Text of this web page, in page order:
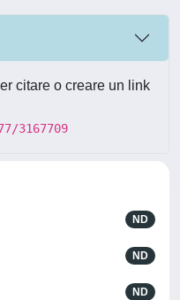
citare o creare un link
3167709
ND
ND
ND